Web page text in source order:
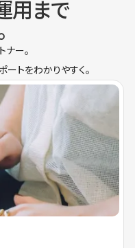
用まで
ナー。
トをわかりやすく。